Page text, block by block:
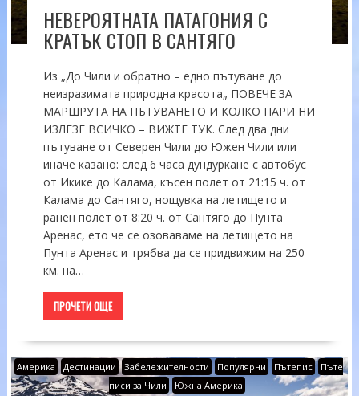
НЕВЕРОЯТНАТА ПАТАГОНИЯ С
КРАТЪК СТОП В САНТЯГО
Из „До Чили и обратно – едно пътуване до
неизразимата природна красота„ ПОВЕЧЕ ЗА
МАРШРУТА НА ПЪТУВАНЕТО И КОЛКО ПАРИ НИ
ИЗЛЕЗЕ ВСИЧКО – ВИЖТЕ ТУК. След два дни
пътуване от Северен Чили до Южен Чили или
иначе казано: след 6 часа дундуркане с автобус
от Икике до Калама, късен полет от 21:15 ч. от
Калама до Сантяго, нощувка на летището и
ранен полет от 8:20 ч. от Сантяго до Пунта
Аренас, ето че се озоваваме на летището на
Пунта Аренас и трябва да се придвижим на 250
км. на…
ПРОЧЕТИ ОЩЕ
Америка Дестинации Забележителности Популярни Пътепис
Пъте
писи за Чили
Южна Америка